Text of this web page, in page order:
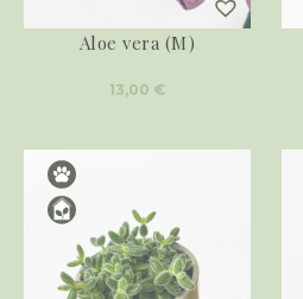
Aloe vera (M)
13,00 €